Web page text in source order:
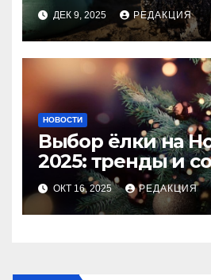
ДЕК 9, 2025 РЕДАКЦИЯ
НОВОСТИ
Выбор ёлки на
2025: тренды и
идеального
ОКТ 16, 2025 РЕДАКЦИЯ